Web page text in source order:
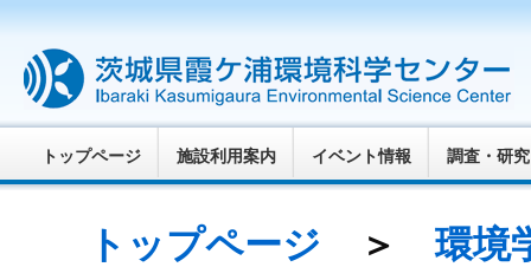
トップページ 施設利用案内 イベント情報 調査・研究
トップページ ＞環境